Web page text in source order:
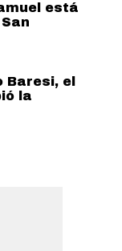
está
Baresi, el
la